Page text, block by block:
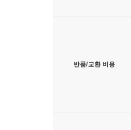
반품/교환 비용